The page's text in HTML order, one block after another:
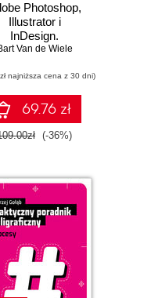
Photoshop,
Illustrator i
InDesign.
i
Oficjalny
podręcznik
Van de Wiele
najniższa cena z 30 dni)
69.76 zł
(-36%)